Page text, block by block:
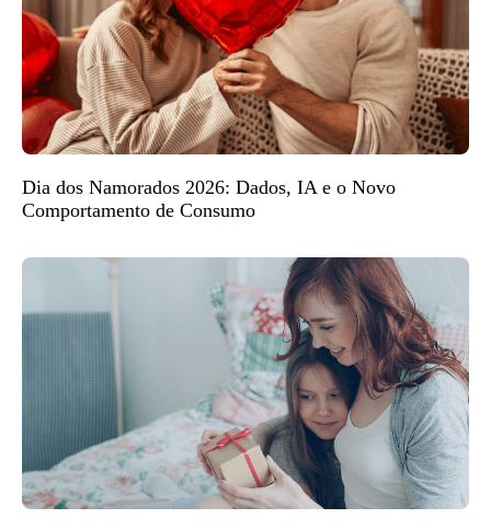
Dia dos Namorados 2026: Dados, IA e o Novo
Comportamento de Consumo